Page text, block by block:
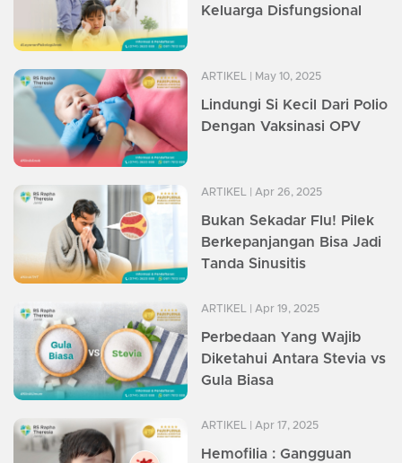
Keluarga Disfungsional
ARTIKEL | May 10, 2025
Lindungi Si Kecil Dari Polio
Dengan Vaksinasi OPV
ARTIKEL | Apr 26, 2025
Bukan Sekadar Flu! Pilek
Berkepanjangan Bisa Jadi
Tanda Sinusitis
ARTIKEL | Apr 19, 2025
Perbedaan Yang Wajib
Diketahui Antara Stevia vs
Gula Biasa
ARTIKEL | Apr 17, 2025
Hemofilia : Gangguan